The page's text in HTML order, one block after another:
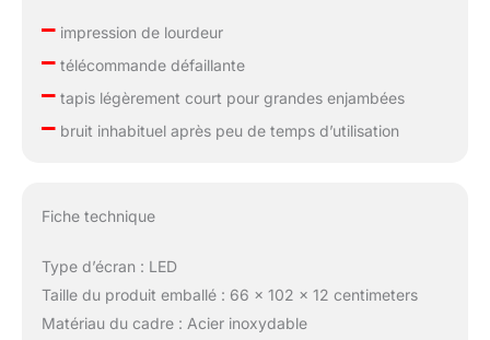
–impression de lourdeur
–télécommande défaillante
–tapis légèrement court pour grandes enjambées
–bruit inhabituel après peu de temps d’utilisation
Fiche technique
Type d’écran : LED
Taille du produit emballé : 66 x 102 x 12 centimeters
Matériau du cadre : Acier inoxydable